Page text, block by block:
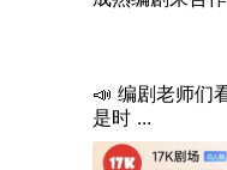
📣 编剧老师们
是时 ...